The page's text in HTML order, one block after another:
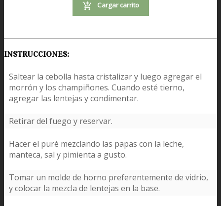
Cargar carrito
INSTRUCCIONES:
Saltear la cebolla hasta cristalizar y luego agregar el
morrón y los champiñones. Cuando esté tierno,
agregar las lentejas y condimentar.
Retirar del fuego y reservar.
Hacer el puré mezclando las papas con la leche,
manteca, sal y pimienta a gusto.
Tomar un molde de horno preferentemente de vidrio,
y colocar la mezcla de lentejas en la base.